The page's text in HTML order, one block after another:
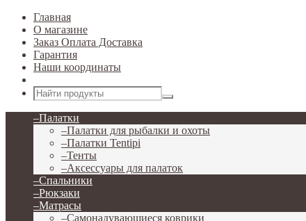
Главная
О магазине
Заказ Оплата Доставка
Гарантия
Наши координаты
–Палатки
–Палатки для рыбалки и охоты
–Палатки Tentipi
–Тенты
–Аксессуары для палаток
–Спальники
–Рюкзаки
–Матрасы
–Самонадувающиеся коврики